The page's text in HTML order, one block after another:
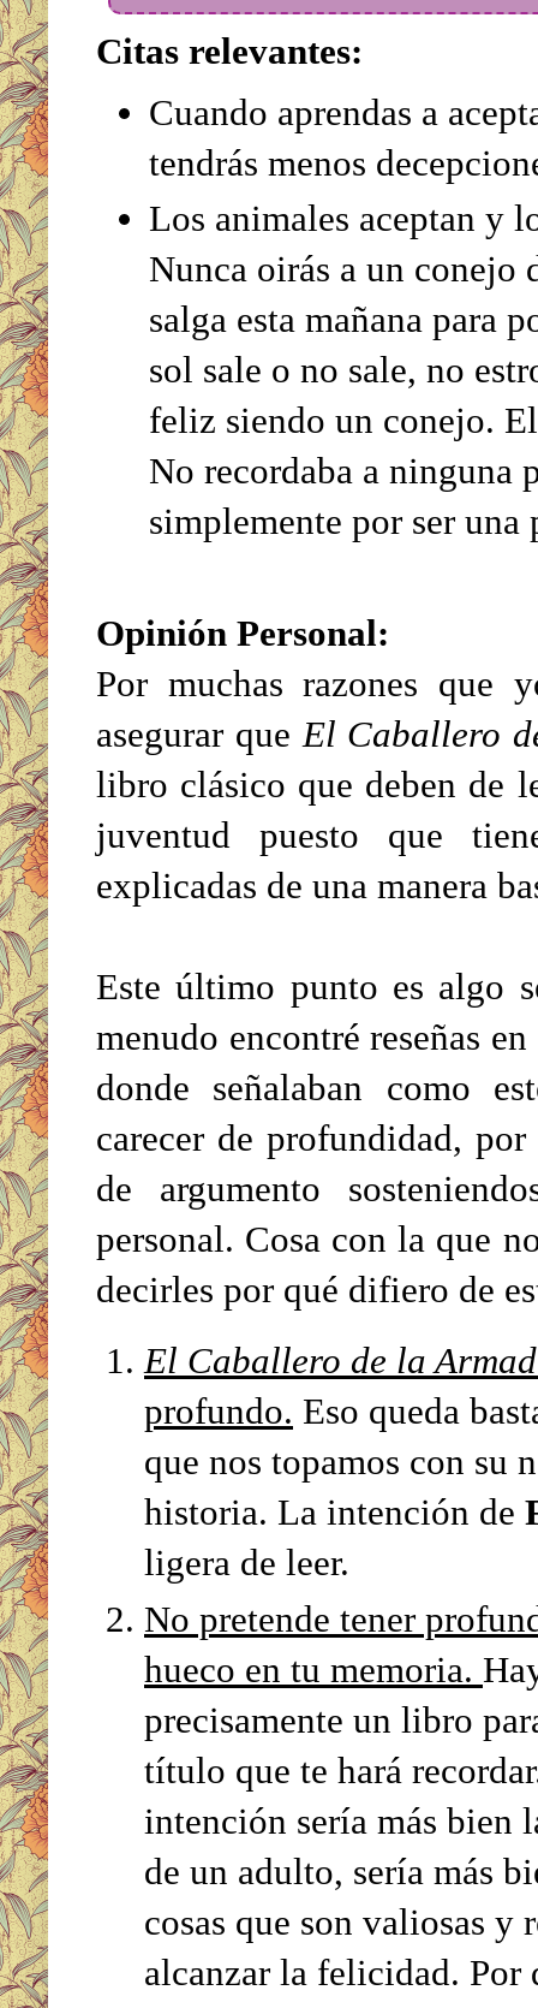
Citas relevantes:
Cuando aprendas a
tendrás menos
Los animales aceptan y
Nunca oirás a un conejo
salga esta mañana para
sol sale o no sale, no
feliz siendo un conejo.
No recordaba a ninguna
simplemente por ser una
Opinión Personal:
Por muchas razones que
asegurar queEl Caballero
libro clásico que deben de
juventud puesto que
explicadas de una manera
Este último punto es algo
menudo encontré reseñas en
donde señalaban como
carecer de profundidad,
de argumento
personal. Cosa con la que
decirles por qué difiero de
El Caballero de la
profundo. Eso queda
que nos topamos con su
historia. La intención de
ligera de leer.
No pretende tener
hueco en tu memoria.
precisamente un libro
título que te hará
intención sería más bien
de un adulto, sería más
cosas que son valiosas y
alcanzar la felicidad. Por